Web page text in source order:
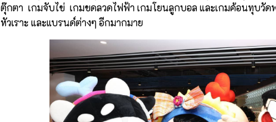
ตุ๊กตา เกมจับไข่ เกมขดลวดไฟฟ้า เกมโยนลูกบอล และเกมค้อนทุบวั
หัวเราะ และแบรนด์ต่างๆ อีกมากมาย